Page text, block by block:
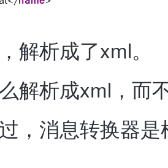
解析成了xml。
解析成xml，而
，消息转换器